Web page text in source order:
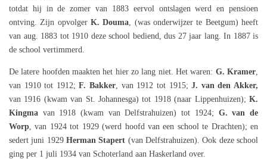
totdat hij in de zomer van 1883 eervol ontslagen werd en pensioen
ontving. Zijn opvolger K. Douma , (was onderwijzer te Beetgum) heeft
van aug. 1883 tot 1910 deze school bediend, dus 27 jaar lang. In 1887 is
de school vertimmerd.
De latere hoofden maakten het hier zo lang niet. Het waren: G. Kramer
van 1910 tot 1912;F. Bakker , van 1912 tot 1915;J. van den Akker,
van 1916 (kwam van St. Johannesga) tot 1918 (naar Lippenhuizen); K.
Kingma van 1918 (kwam van Delfstrahuizen) tot 1924; G. van de
Worp , van 1924 tot 1929 (werd hoofd van een school te Drachten); en
sedert juni 1929 Herman Stapert (van Delfstrahuizen). Ook deze school
ging per 1 juli 1934 van Schoterland aan Haskerland over.